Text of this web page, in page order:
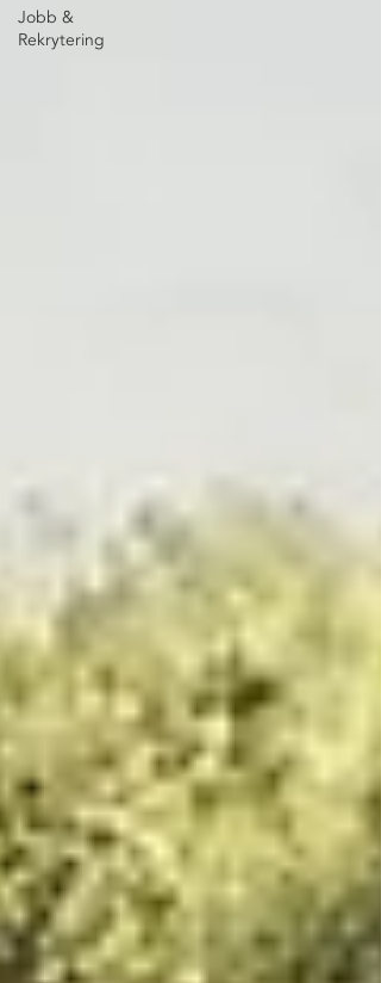
Jobb &
Rekrytering